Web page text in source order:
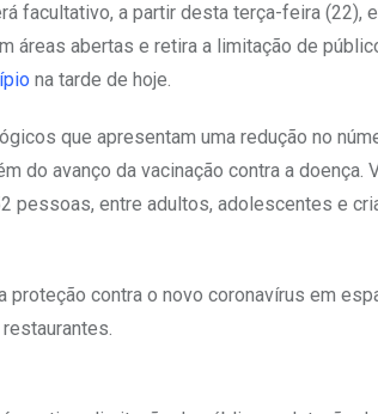
facultativo, a partir desta terça-feira (22),
áreas abertas e retira a limitação de
na tarde de hoje.
que apresentam uma redução no
do avanço da vacinação contra a doença.
pessoas, entre adultos, adolescentes e
proteção contra o novo coronavírus em